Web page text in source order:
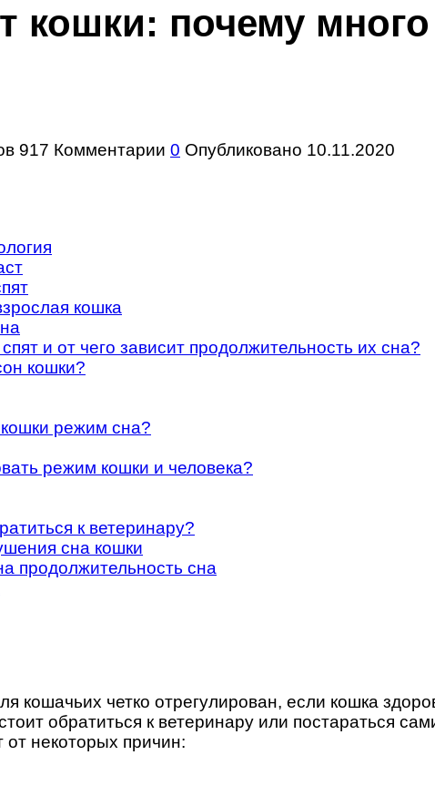
кошки: почему
917 Комментарии 0 Опубликовано 10.11.2020
кошка
и от чего зависит продолжительность их сна?
кошки?
режим сна?
режим кошки и человека?
к ветеринару?
сна кошки
продолжительность сна
кошачьих четко отрегулирован, если кошка
обратиться к ветеринару или постараться
от некоторых причин: